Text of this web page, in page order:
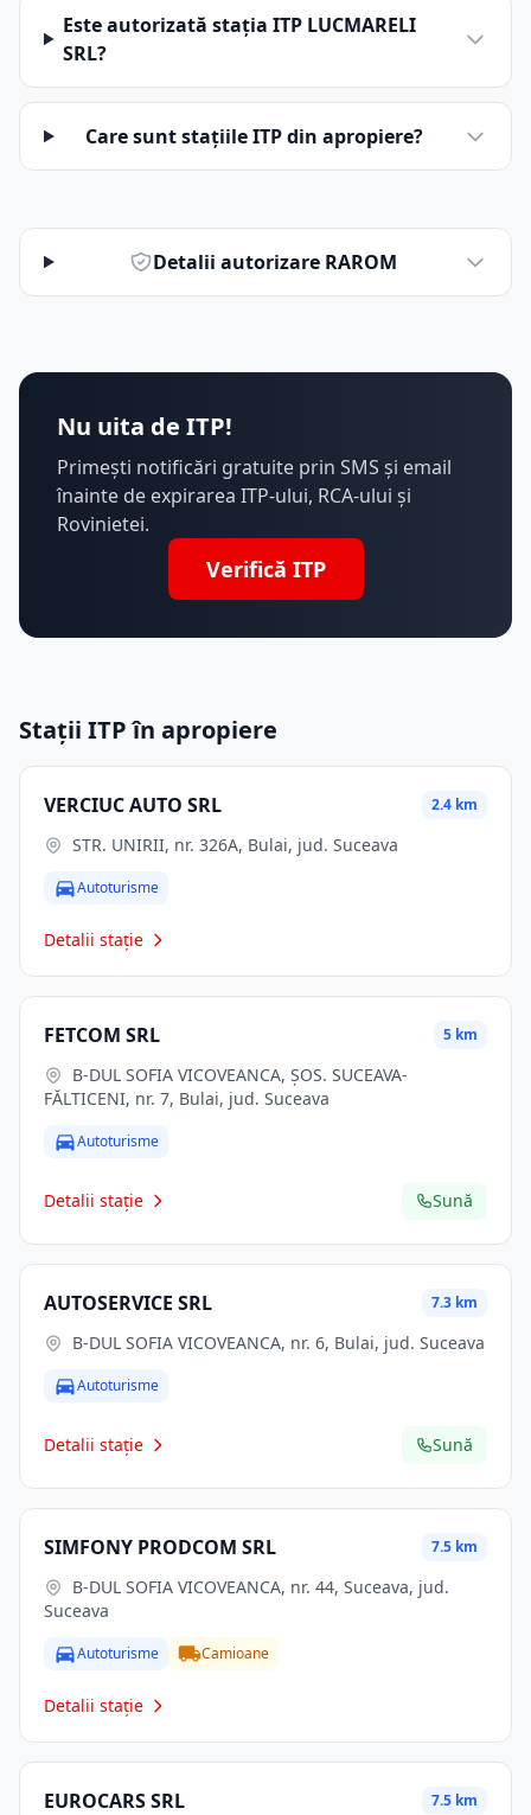
Este autorizată stația ITP LUCMARELI
SRL?
Care sunt stațiile ITP din apropiere?
Detalii autorizare RAROM
Nu uita de ITP!
Primești notificări gratuite prin SMS și email
înainte de expirarea ITP-ului, RCA-ului și
Rovinietei.
Verifică ITP
Stații ITP în apropiere
VERCIUC AUTO SRL 2.4 km
STR. UNIRII, nr. 326A, Bulai, jud. Suceava
Autoturisme
Detalii stație
FETCOM SRL 5 km
FĂLTICENI, nr. 7, Bulai, jud. Suceava
Autoturisme
Detalii stație Sună
AUTOSERVICE SRL 7.3 km
B-DUL SOFIA VICOVEANCA, nr. 6, Bulai, jud. Suceava
Autoturisme
Detalii stație Sună
SIMFONY PRODCOM SRL 7.5 km
Suceava
Autoturisme Camioane
Detalii stație
EUROCARS SRL 7.5 km